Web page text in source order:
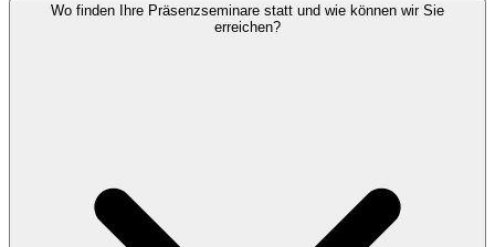
Wo finden Ihre Präsenzseminare statt und wie können wir Sie
erreichen?